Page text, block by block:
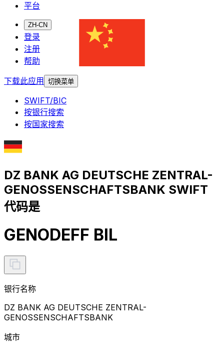
平台
ZH-CN
登录
注册
帮助
下载此应用
切换菜单
SWIFT/BIC
按银行搜索
按国家搜索
DZ BANK AG DEUTSCHE ZENTRAL-
GENOSSENSCHAFTSBANK SWIFT
代码是
GENODEFF BIL
银行名称
DZ BANK AG DEUTSCHE ZENTRAL-
GENOSSENSCHAFTSBANK
城市